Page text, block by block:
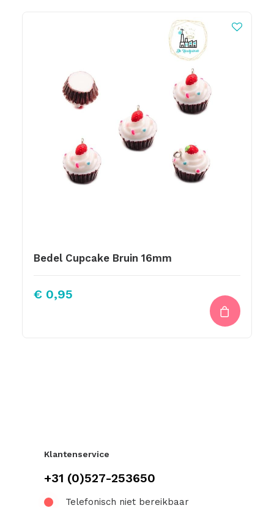
Bedel Cupcake Bruin 16mm
€ 0,95
Klantenservice
+31 (0)527-253650
Telefonisch niet bereikbaar